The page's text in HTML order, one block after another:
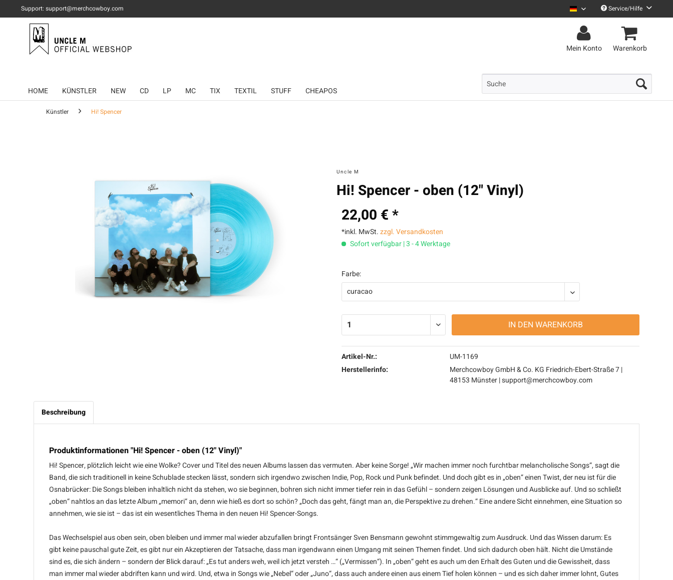
Support: support@merchcowboy.com Uncle M DeutschService/Hilfe
Mein Konto Warenkorb
HOME KÜNSTLER NEW CD LP MC TIX TEXTIL STUFF CHEAPOS
Künstler Hi! Spencer
Uncle M
Hi! Spencer - oben (12" Vinyl)
22,00 € *
*inkl. MwSt.zzgl. Versandkosten
Sofort verfügbar | 3 - 4 Werktage
Farbe:
IN DEN WARENKORB
Artikel-Nr.:
UM-1169
Herstellerinfo:
Merchcowboy GmbH & Co. KG Friedrich-Ebert-Straße 7 |
48153 Münster | support@merchcowboy.com
Beschreibung
Produktinformationen "Hi! Spencer - oben (12" Vinyl)"
Hi! Spencer, plötzlich leicht wie eine Wolke? Cover und Titel des neuen Albums lassen das vermuten. Aber keine Sorge! „Wir machen immer noch furchtbar melancholische Songs“, sagt die
Band, die sich traditionell in keine Schublade stecken lässt, sondern sich irgendwo zwischen Indie, Pop, Rock und Punk befindet. Und doch gibt es in „oben“ einen Twist, der neu ist für die
Osnabrücker: Die Songs bleiben inhaltlich nicht da stehen, wo sie beginnen, bohren sich nicht immer tiefer rein in das Gefühl – sondern zeigen Lösungen und Ausblicke auf. Und so schließt
„oben“ nahtlos an das letzte Album „memori“ an, denn wie hieß es dort so schön? „Doch das geht, fängt man an, die Perspektive zu drehen.“ Eine andere Sicht einnehmen, eine Situation so
annehmen, wie sie ist – das ist ein wesentliches Thema in den neuen Hi! Spencer-Songs.
Das Wechselspiel aus oben sein, oben bleiben und immer mal wieder abzufallen bringt Frontsänger Sven Bensmann gewohnt stimmgewaltig zum Ausdruck. Und das Wissen darum: Es
gibt keine pauschal gute Zeit, es gibt nur ein Akzeptieren der Tatsache, dass man irgendwann einen Umgang mit seinen Themen findet. Und sich dadurch oben hält. Nicht die Umstände
sind es, die sich ändern – sondern der Blick darauf: „Es tut anders weh, weil ich jetzt versteh …“ („Vermissen“). In „oben“ geht es auch um den Erhalt des Guten und die Gewissheit, dass
man immer mal wieder abdriften kann und wird. Und, etwa in Songs wie „Nebel“ oder „Juno“, dass auch andere einen aus einem Tief holen können – und es sich daher immer lohnt, Gutes